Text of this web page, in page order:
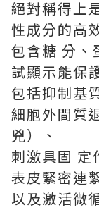
絕對稱得上
性成分的高
包含糖 分、
試顯示能保
包括抑制基
細胞外間質
兇）、
刺激具固 定
表皮緊密連
以及激活微